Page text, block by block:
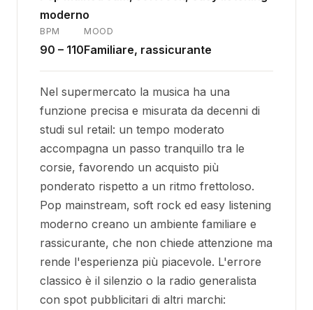
moderno
BPM
90 – 110
MOOD
Familiare, rassicurante
Nel supermercato la musica ha una
funzione precisa e misurata da decenni di
studi sul retail: un tempo moderato
accompagna un passo tranquillo tra le
corsie, favorendo un acquisto più
ponderato rispetto a un ritmo frettoloso.
Pop mainstream, soft rock ed easy listening
moderno creano un ambiente familiare e
rassicurante, che non chiede attenzione ma
rende l'esperienza più piacevole. L'errore
classico è il silenzio o la radio generalista
con spot pubblicitari di altri marchi: